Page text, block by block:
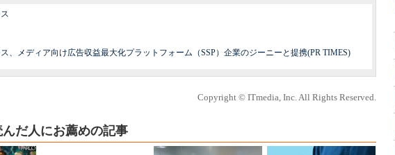
、メディア向け広告収益最大化プラットフォーム（SSP）企業のジーニーと提携(PR TIMES)
Copyright © ITmedia, Inc. All Rights Reserved.
だ人にお薦めの記事